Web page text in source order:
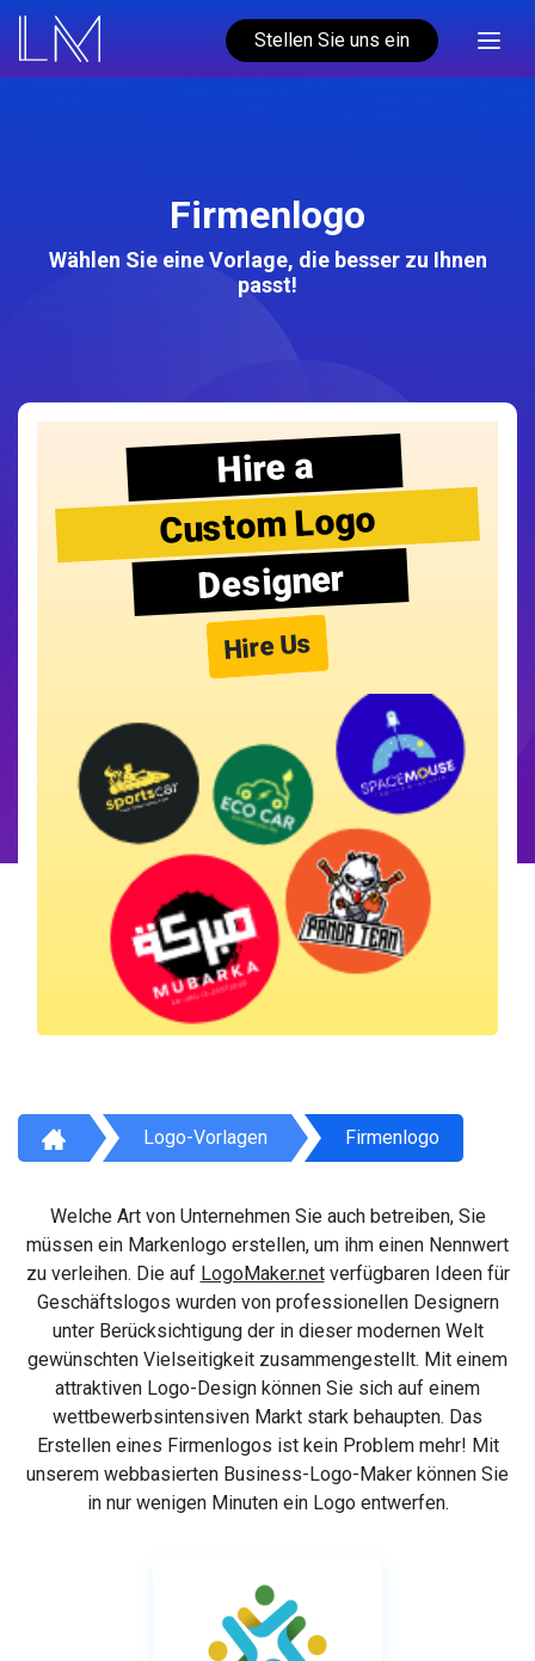
Stellen Sie uns ein
Firmenlogo
Wählen Sie eine Vorlage, die besser zu Ihnen
passt!
Hire a
Custom Logo
Designer
Hire Us
Logo-Vorlagen Firmenlogo
Welche Art von Unternehmen Sie auch betreiben, Sie
müssen ein Markenlogo erstellen, um ihm einen Nennwert
zu verleihen. Die auf LogoMaker.netverfügbaren Ideen für
Geschäftslogos wurden von professionellen Designern
unter Berücksichtigung der in dieser modernen Welt
gewünschten Vielseitigkeit zusammengestellt. Mit einem
attraktiven Logo-Design können Sie sich auf einem
wettbewerbsintensiven Markt stark behaupten. Das
Erstellen eines Firmenlogos ist kein Problem mehr! Mit
unserem webbasierten Business-Logo-Maker können Sie
in nur wenigen Minuten ein Logo entwerfen.